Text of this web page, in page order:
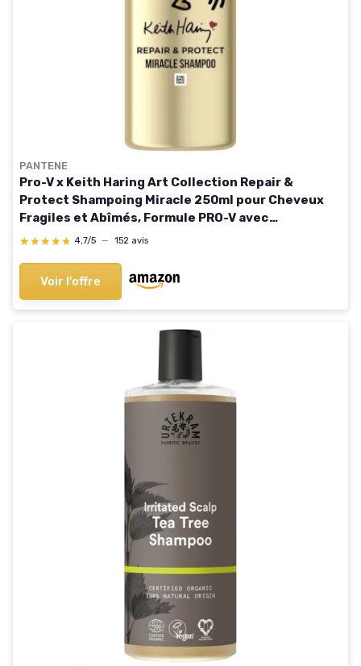
PANTENE
Pro-V x Keith Haring Art Collection Repair &
Protect Shampoing Miracle 250ml pour Cheveux
Fragiles et Abîmés, Formule PRO-V avec
Technologie Active Nutri-Plex, Aide à Réparer les
★★★★★
★★★★★ 4,7/5 — 152 avis
Voir l'offre